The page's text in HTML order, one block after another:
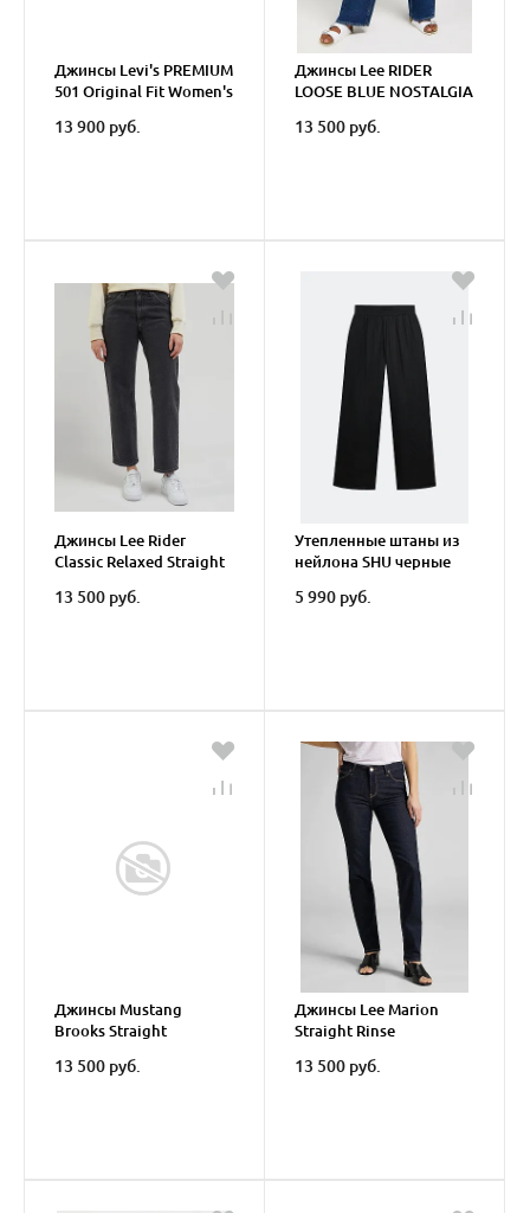
Джинсы Levi's PREMIUM
501 Original Fit Women's
13 900 руб.
Джинсы Lee RIDER
LOOSE BLUE NOSTALGIA
13 500 руб.
Джинсы Lee Rider
Classic Relaxed Straight
13 500 руб.
Утепленные штаны из
нейлона SHU черные
5 990 руб.
Джинсы Mustang
Brooks Straight
13 500 руб.
Джинсы Lee Marion
Straight Rinse
13 500 руб.